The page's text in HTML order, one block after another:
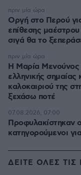
Οργή στο Περού
επίθεσης
σιγά θα το
πριν μία ώρα
Η Μαρία Μενούνος
ελληνικής
καλοκαιριού της
ξεχάσω ποτέ
πριν μία ώρα
Προφυλακίστηκαν
κατηγορούμενοι
07.08.2026, 07:00
ΔΕΙΤΕ ΟΛΕΣ ΤΙΣ